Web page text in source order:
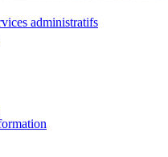
administratifs